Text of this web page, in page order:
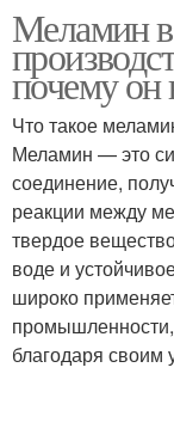
Меламин
почему он
Что такое
Меламин — это
соединение,
реакции между
твердое
воде и
широко
благодаря своим